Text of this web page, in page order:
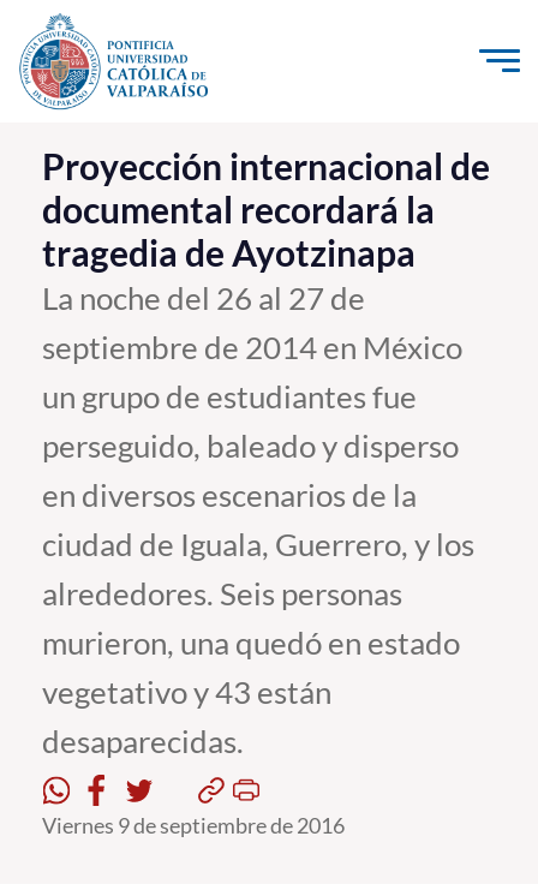
Click acá para ir directamente al contenido
La Universidad
Investigación, Creación e Innovación
PUCV Internacional
Vinculación con el Medio
Estudiantes
Académicos
Funcionarios
Alumni
English
Proyección internacional de
documental recordará la
tragedia de Ayotzinapa
La noche del 26 al 27 de
septiembre de 2014 en México
un grupo de estudiantes fue
perseguido, baleado y disperso
en diversos escenarios de la
ciudad de Iguala, Guerrero, y los
alrededores. Seis personas
murieron, una quedó en estado
vegetativo y 43 están
desaparecidas.
Viernes 9 de septiembre de 2016